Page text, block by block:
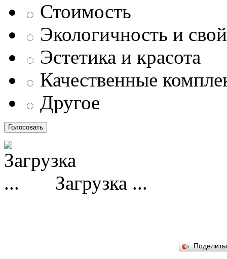
Стоимость
Экологичность и
Эстетика и красота
Качественные
Другое
Загрузка ...